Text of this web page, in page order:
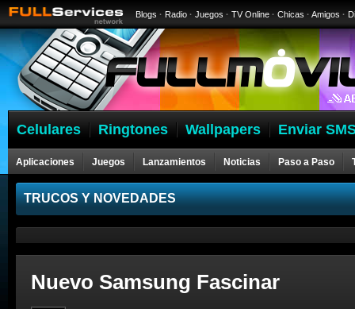
Blogs · Radio · Juegos · TV Online · Chicas · Amigos ·
Celulares Ringtones Wallpapers Enviar
Aplicaciones Juegos Lanzamientos Noticias Paso a Paso
Celulares
TRUCOS Y NOVEDADES
Nuevo Samsung Fascinar